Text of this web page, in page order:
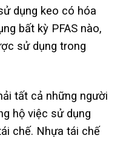
dụng keo có hóa
bất kỳ PFAS nào,
sử dụng trong
tất cả những người
hộ việc sử dụng
chế. Nhựa tái chế